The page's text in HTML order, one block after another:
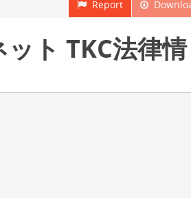
Report
ト TKC法律情